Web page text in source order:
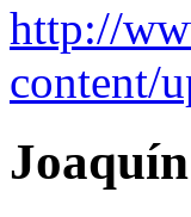
http://
content/